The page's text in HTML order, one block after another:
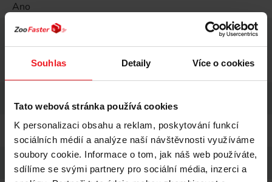
Souhlas Detaily Více o cookies
Tato webová stránka používá cookies
K personalizaci obsahu a reklam, poskytování funkcí
sociálních médií a analýze naší návštěvnosti využíváme
soubory cookie. Informace o tom, jak náš web používáte,
sdílíme se svými partnery pro sociální média, inzerci a
Ano
Bez sóji
Bezlepkový
Ano
Forma dávkování
Pevný
Typ balení
Sáček